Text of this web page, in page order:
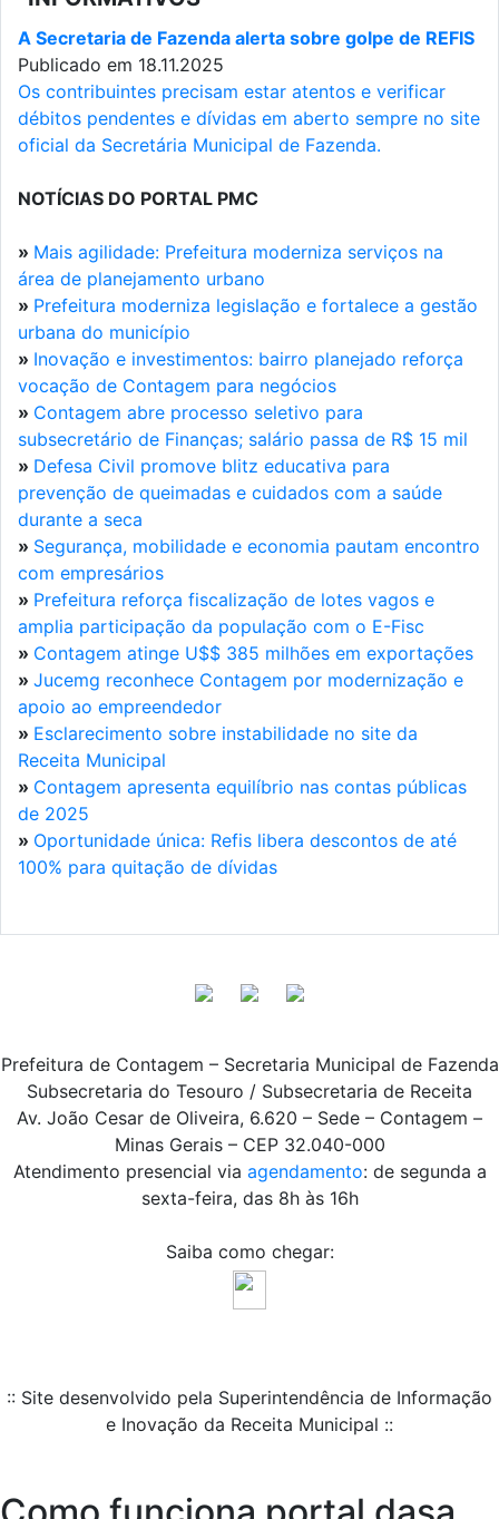
A Secretaria de Fazenda alerta sobre golpe de REFIS
Publicado em 18.11.2025
Os contribuintes precisam estar atentos e verificar
débitos pendentes e dívidas em aberto sempre no site
oficial da Secretária Municipal de Fazenda.
NOTÍCIAS DO PORTAL PMC
» Mais agilidade: Prefeitura moderniza serviços na
área de planejamento urbano
» Prefeitura moderniza legislação e fortalece a gestão
urbana do município
» Inovação e investimentos: bairro planejado reforça
vocação de Contagem para negócios
» Contagem abre processo seletivo para
subsecretário de Finanças; salário passa de R$ 15 mil
» Defesa Civil promove blitz educativa para
prevenção de queimadas e cuidados com a saúde
durante a seca
» Segurança, mobilidade e economia pautam encontro
com empresários
» Prefeitura reforça fiscalização de lotes vagos e
amplia participação da população com o E-Fisc
» Contagem atinge U$$ 385 milhões em exportações
» Jucemg reconhece Contagem por modernização e
apoio ao empreendedor
» Esclarecimento sobre instabilidade no site da
Receita Municipal
» Contagem apresenta equilíbrio nas contas públicas
de 2025
» Oportunidade única: Refis libera descontos de até
100% para quitação de dívidas
Prefeitura de Contagem – Secretaria Municipal de Fazenda
Subsecretaria do Tesouro / Subsecretaria de Receita
Av. João Cesar de Oliveira, 6.620 – Sede – Contagem –
Minas Gerais – CEP 32.040-000
Atendimento presencial via agendamento: de segunda a
sexta-feira, das 8h às 16h
Saiba como chegar:
:: Site desenvolvido pela Superintendência de Informação
e Inovação da Receita Municipal ::